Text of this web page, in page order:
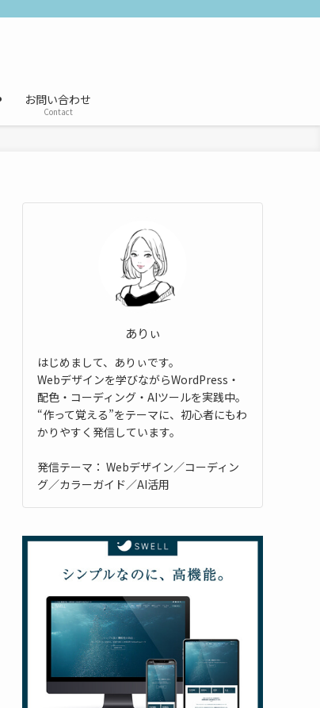
お問い合わせ
Contact
ありぃ
はじめまして、ありぃです。
Webデザインを学びながらWordPress・
配色・コーディング・AIツールを実践中。
“作って覚える”をテーマに、初心者にもわ
かりやすく発信しています。
発信テーマ： Webデザイン／コーディン
グ／カラーガイド／AI活用